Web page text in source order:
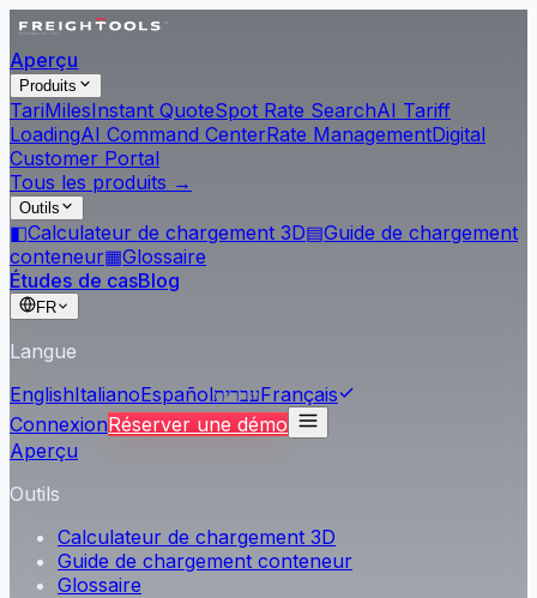
Aperçu
Produits
TariMilesInstant QuoteSpot Rate SearchAI Tariff
LoadingAI Command CenterRate ManagementDigital
Customer Portal
Tous les produits →
Outils
◧Calculateur de chargement 3D▤Guide de chargement
conteneur▦Glossaire
Études de casBlog
FR
Langue
EnglishItalianoEspañolעבריתFrançais
ConnexionRéserver une démo
Aperçu
Outils
Calculateur de chargement 3D
Guide de chargement conteneur
Glossaire